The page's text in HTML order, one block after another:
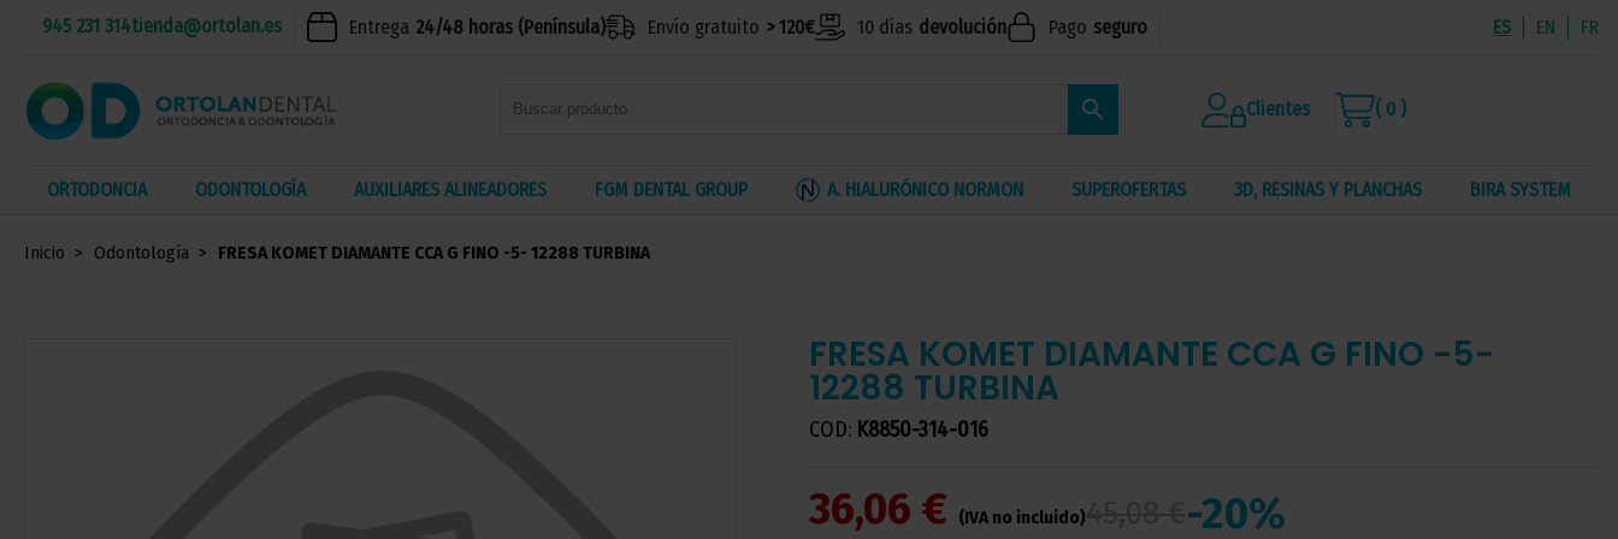
945 231 314tienda@ortolan.es Entrega 24/48 horas (Península) Envío gratuito > 120€ 10 días devolución Pago seguro ES EN FR
search Clientes ( 0 )
ORTODONCIA ODONTOLOGÍA AUXILIARES ALINEADORES FGM DENTAL GROUP A. HIALURÓNICO NORMON SUPEROFERTAS 3D, RESINAS Y PLANCHAS BIRA SYSTEM
Inicio Odontología FRESA KOMET DIAMANTE CCA G FINO -5- 12288 TURBINA
FRESA KOMET DIAMANTE CCA G FINO -5-
12288 TURBINA
COD: K8850-314-016
36,06 € (IVA no incluido) -20%